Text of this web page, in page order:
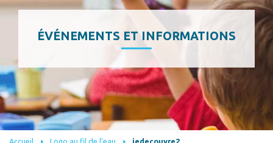
ÉVÉNEMENTS ET INFORMATIONS